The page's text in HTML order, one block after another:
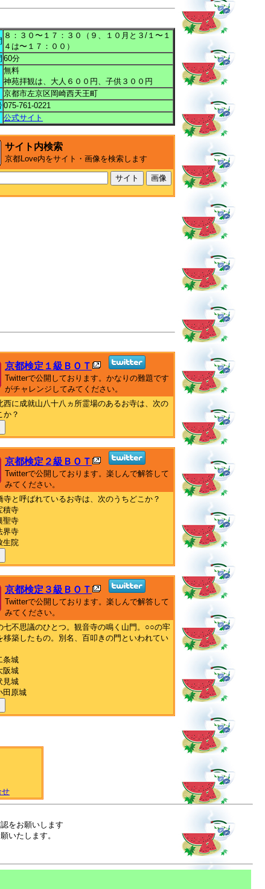
８：３０〜１７：３０（９、１０月と３/１〜１
４は〜１７：００）
60分
無料
神苑拝観は、大人６００円、子供３００円
京都市左京区岡崎西天王町
075-761-0221
公式サイト
サイト内検索
京都Love内をサイト・画像を検索します
京都検定１級ＢＯＴ
Twitterで公開しております。かなりの難題です
がチャレンジしてみてください。
西に成就山八十八ヵ所霊場のあるお寺は、次の
か？
京都検定２級ＢＯＴ
Twitterで公開しております。楽しんで解答して
みてください。
寺と呼ばれているお寺は、次のうちどこか？
寺
寺
寺
院
京都検定３級ＢＯＴ
Twitterで公開しております。楽しんで解答して
みてください。
七不思議のひとつ。観音寺の鳴く山門。○○の牢
移築したもの。別名、百叩きの門といわれてい
城
城
城
原城
せ
をお願いします
いたします。